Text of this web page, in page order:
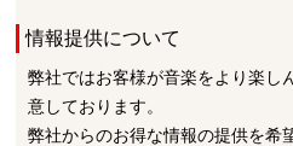
情報提供について
弊社ではお客様が音楽をより楽し
意しております。
弊社からのお得な情報の提供を希